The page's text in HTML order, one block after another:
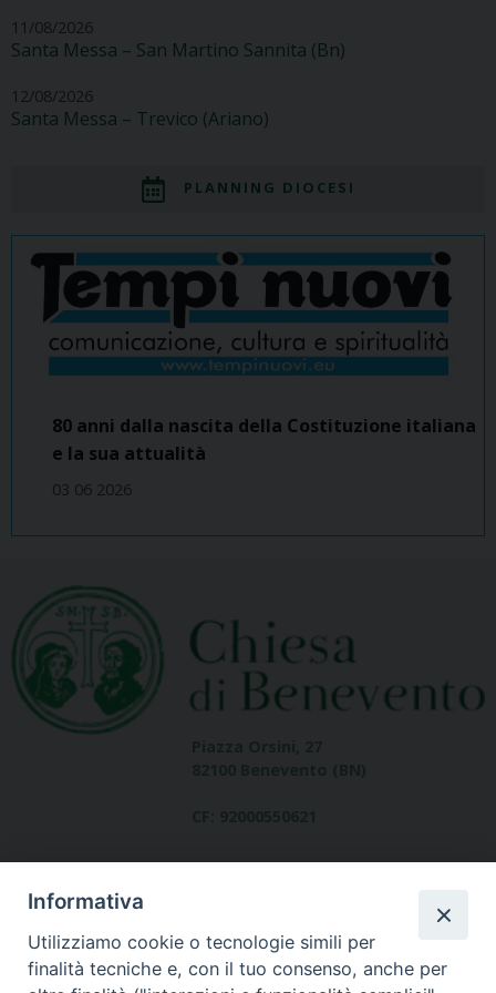
11/08/2026
Santa Messa – San Martino Sannita (Bn)
12/08/2026
Santa Messa – Trevico (Ariano)
PLANNING DIOCESI
80 anni dalla nascita della Costituzione italiana
e la sua attualità
03 06 2026
Informativa
Utilizziamo cookie o tecnologie simili per
finalità tecniche e, con il tuo consenso, anche per